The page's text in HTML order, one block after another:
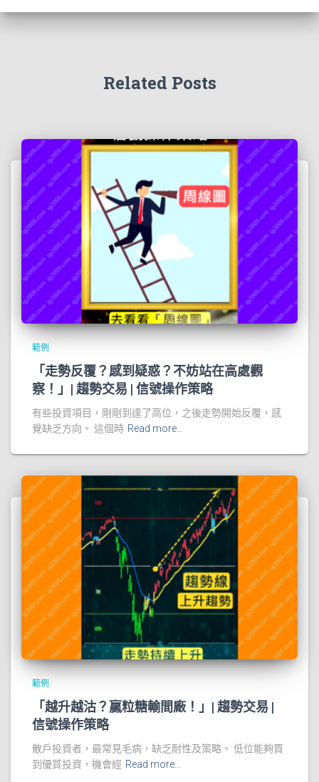
Related Posts
範例
「走勢反覆？感到疑惑？不妨站在高處觀
察！」| 趨勢交易 | 信號操作策略
有些投資項目，剛剛到達了高位，之後走勢開始反覆，感
覺缺乏方向。 這個時 Read more…
範例
「越升越沽？贏粒糖輸間廠！」| 趨勢交易 |
信號操作策略
散戶投資者，最常見毛病，缺乏耐性及策略。 低位能夠買
到優質投資，機會經 Read more…